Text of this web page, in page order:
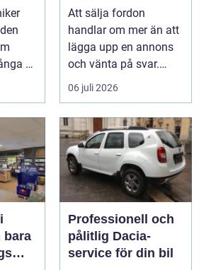
år
...
Att sälja fordon
handlar om mer än att
lägga upp en annons
och vänta på svar.
Många vill få en bra
p...
06 juli 2026
Professionell och
pålitlig Dacia-
service för din bil